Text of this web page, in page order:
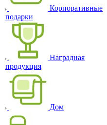
Корпоративные
подарки
Наградная
продукция
Дом